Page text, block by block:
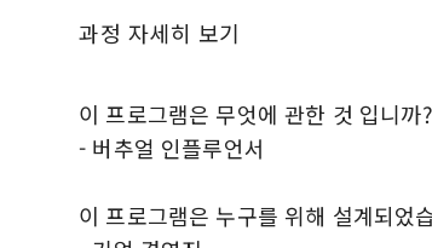
과정 자세히 보기
이 프로그램은 무엇에 관한 것 입니까?
- 버추얼 인플루언서
이 프로그램은 누구를 위해 설계되었